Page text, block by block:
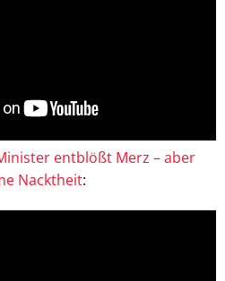
entblößt Merz – aber
Nacktheit: